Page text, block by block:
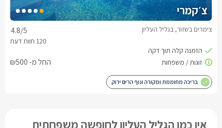
צ׳קמרי
4.8/5 צימרים בשזור, בגליל העליון
החל מ- ₪500
בריכה מחוממת ומקורה ונוף הרים ירוק
אין כמו הגליל העליון לחופשה משפחתית